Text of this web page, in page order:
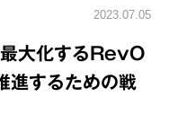
2023.07.05
大化するRevO
するための戦